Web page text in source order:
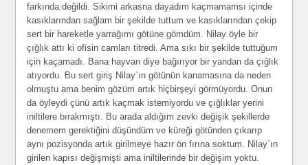
farkında değildi. Sikimi arkasna dayadım kaçmamamsı içinde
kasıklarından sağlam bir şekilde tuttum ve kasıklarından çekip
sert bir hareketle yarrağımı götüne gömdüm. Nilay öyle bir
çığlık attı ki ofisin camları titredi. Ama sıkı bir şekilde tuttuğum
için kaçamadı. Bana hayvan diye bağırıyor bir yandan da çığlık
atıyordu. Bu sert giriş Nilay`ın götünün kanamasına da neden
olmuştu ama benim gözüm artık hiçbirşeyi görmüyordu. Onun
da öyleydi çünü artık kaçmak istemiyordu ve çığlıklar yerini
iniltilere bırakmıştı. Bu arada aldığım zevki değişik şekillerde
denemem gerektiğini düşündüm ve küreği götünden çıkarıp
aynı pozisyonda artık girilmeye hazır ön fırına soktum. Nilay`ın
girilen kapısı değişmişti ama iniltilerinde bir değişim yoktu.